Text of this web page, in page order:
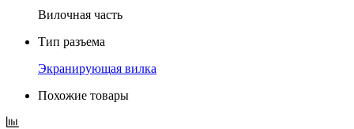
Вилочная часть
Тип разъема
Экранирующая вилка
Похожие товары